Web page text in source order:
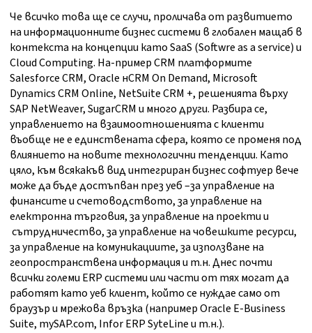
Че всичко това ще се случи, проличава от развитието
на информационните бизнес системи в глобален мащаб в
контекста на концепции като SaaS (Softwre as a service) и
Cloud Computing. На-пример CRM платформите
Salesforce CRM, Oracle нCRM On Demand, Microsoft
Dynamics CRM Online, NetSuite CRM +, решенията върху
SAP NetWeaver, SugarCRM и много други. Разбира се,
управлението на взаимоотношенията с клиенти
въобще не е единствената сфера, която се променя под
влиянието на новите технологични тенденции. Като
цяло, към всякакъв вид интегриран бизнес софтуер вече
може да бъде достъпван през уеб –за управление на
финансите и счетоводството, за управление на
електронна търговия, за управление на проекти и
сътрудничество, за управление на човешките ресурси,
за управление на комуникациите, за използване на
геопространствена информация и т.н. Днес почти
всички големи ERP системи или части от тях могат да
работят като уеб клиент, който се нуждае само от
браузър и мрежова връзка (например Oracle E-Business
Suite, mySAP.com, Infor ERP SyteLine и т.н.).